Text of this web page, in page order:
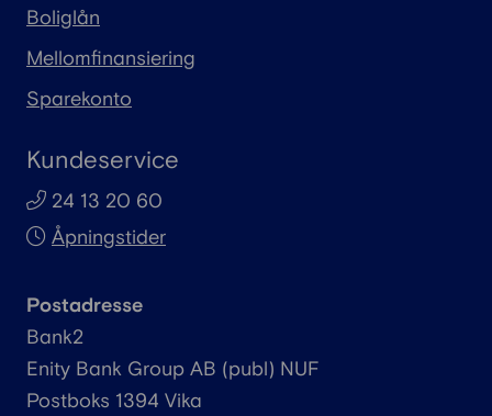
Boliglån
Mellomfinansiering
Sparekonto
Kundeservice
24 13 20 60
Åpningstider
Postadresse
Bank2
Enity Bank Group AB (publ) NUF
Postboks 1394 Vika